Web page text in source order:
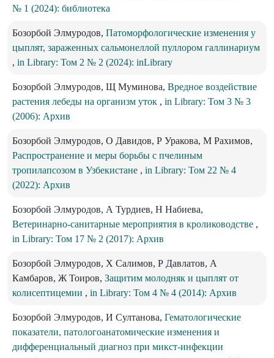
№ 1 (2024): библиотека
Бозорбой Элмуродов, Патоморфологические изменения у
цыплят, зараженных сальмонеллой пуллором галлинариум
, in Library: Том 2 № 2 (2024): inLibrary
Бозорбой Элмуродов, Щ Муминова, Вредное воздействие
растения лебеды на организм уток , in Library: Том 3 № 3
(2006): Архив
Бозорбой Элмуродов, О Давидов, Р Уракова, М Рахимов,
Распространение и меры борьбы с пчелиным
тропилапсозом в Узбекистане , in Library: Том 22 № 4
(2022): Архив
Бозорбой Элмуродов, А Турдиев, Н Набиева,
Ветеринарно-санитарные мероприятия в кролиководстве ,
in Library: Том 17 № 2 (2017): Архив
Бозорбой Элмуродов, Х Салимов, Р Давлатов, А
Камбаров, Ж Тоиров, Защитим молодняк и цыплят от
колисептицемии , in Library: Том 4 № 4 (2014): Архив
Бозорбой Элмуродов, И Султанова, Гематологические
показатели, патологоанатомические изменения и
дифференциальный диагноз при микст-инфекции